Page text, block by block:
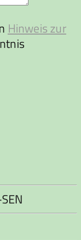
Hinweis zur